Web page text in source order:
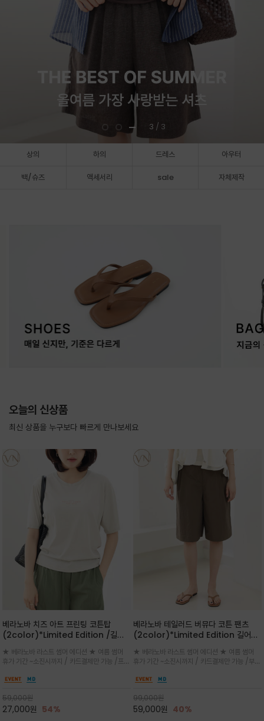
3 / 3
상의 하의 드레스 아우터
백/슈즈 액세서리 sale 자체제작
오늘의 신상품
최신 상품을 누구보다 빠르게 만나보세요
베라노바 치즈 아트 프린팅 코튼탑
(2color)*Limited Edition /길어
세요 ^^
★ 베라노바 라스트 썸머 에디션 ★ 여름 썸머
휴가 기간 ~소진시까지 / 카드결제만 가능 /프론
러스트 프린트가 더해져 과하지 않으면서도 세련
59,000원
27,000원 54%
베라노바 테일러드 버뮤다 코튼 팬츠
(2color)*Limited Edition 길어진
^^
★ 베라노바 라스트 썸머 에디션 ★ 여름 썸머
휴가 기간 ~소진시까지 / 카드결제만 가능 /부드
은은한 매트 컬러가 고급스러운 분위기
99,000원
59,000원 40%